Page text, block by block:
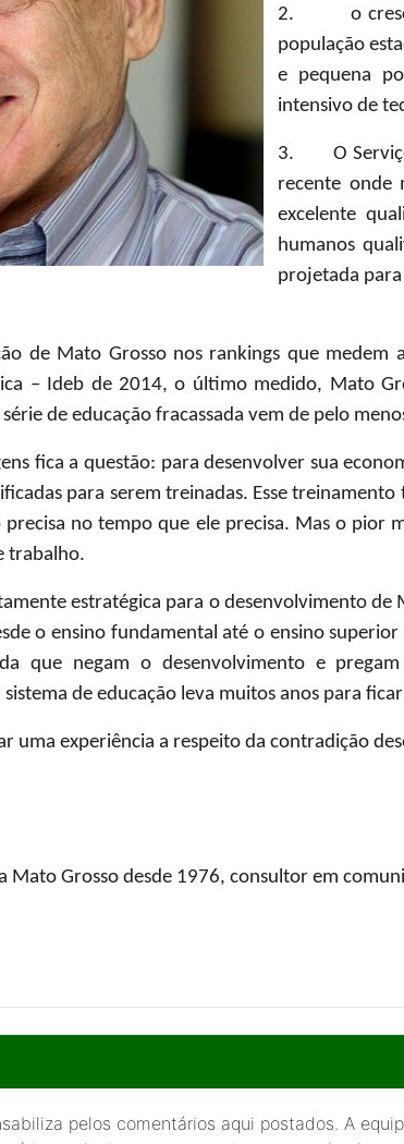
2. o
população
e pequena
intensivo de
3. O Serviço
recente onde
excelente
humanos
projetada
Mato Grosso nos rankings que medem a
– Ideb de 2014, o último medido, Mato
de educação fracassada vem de pelo
fica a questão: para desenvolver sua
para serem treinadas. Esse
no tempo que ele precisa. Mas o pior
trabalho.
estratégica para o desenvolvimento
o ensino fundamental até o ensino
que negam o desenvolvimento e
de educação leva muitos anos para
uma experiência a respeito da contradição
Mato Grosso desde 1976, consultor em
pelos comentários aqui postados. A